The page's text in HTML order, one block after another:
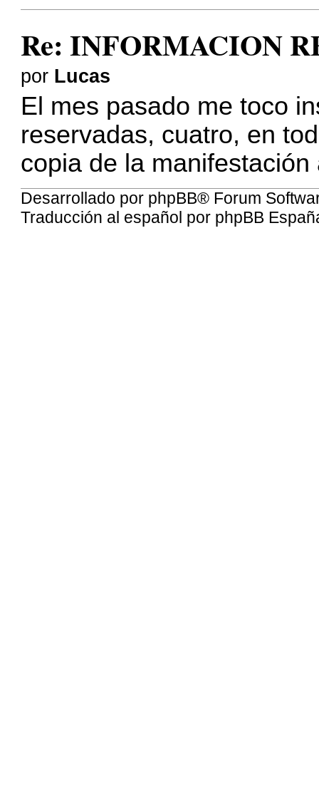
Re: INFORMACION
por Lucas
El mes pasado me toco
reservadas, cuatro, en
copia de la
Desarrollado por phpBB® Forum
Traducción al español por phpBB